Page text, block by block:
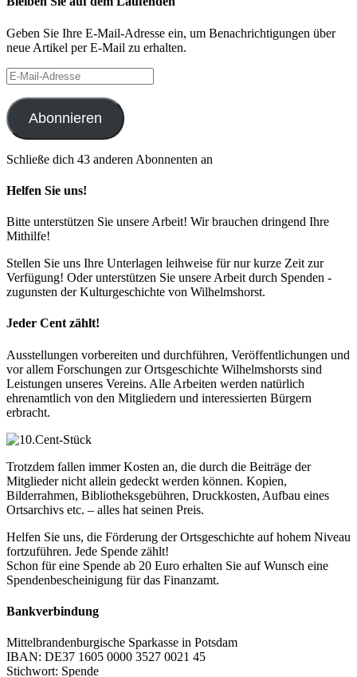
Geben Sie Ihre E-Mail-Adresse ein, um Benachrichtigungen über
neue Artikel per E-Mail zu erhalten.
E-
Mail-
Adresse
Abonnieren
Schließe dich 43 anderen Abonnenten an
Helfen Sie uns!
Bitte unterstützen Sie unsere Arbeit! Wir brauchen dringend Ihre
Mithilfe!
Stellen Sie uns Ihre Unterlagen leihweise für nur kurze Zeit zur
Verfügung! Oder unterstützen Sie unsere Arbeit durch Spenden -
zugunsten der Kulturgeschichte von Wilhelmshorst.
Jeder Cent zählt!
Ausstellungen vorbereiten und durchführen, Veröffentlichungen und
vor allem Forschungen zur Ortsgeschichte Wilhelmshorsts sind
Leistungen unseres Vereins. Alle Arbeiten werden natürlich
ehrenamtlich von den Mitgliedern und interessierten Bürgern
erbracht.
Trotzdem fallen immer Kosten an, die durch die Beiträge der
Mitglieder nicht allein gedeckt werden können. Kopien,
Bilderrahmen, Bibliotheksgebühren, Druckkosten, Aufbau eines
Ortsarchivs etc. – alles hat seinen Preis.
Helfen Sie uns, die Förderung der Ortsgeschichte auf hohem Niveau
fortzuführen. Jede Spende zählt!
Schon für eine Spende ab 20 Euro erhalten Sie auf Wunsch eine
Spendenbescheinigung für das Finanzamt.
Bankverbindung
Mittelbrandenburgische Sparkasse in Potsdam
IBAN: DE37 1605 0000 3527 0021 45
Stichwort: Spende